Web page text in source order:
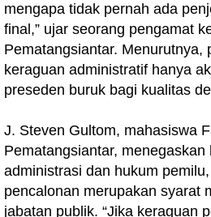
mengapa tidak pernah ada
final,” ujar seorang pengamat
Pematangsiantar. Menurutnya,
keraguan administratif hanya
preseden buruk bagi kualitas
J. Steven Gultom, mahasiswa
Pematangsiantar,
administrasi dan hukum
pencalonan merupakan syarat
jabatan publik. “Jika keraguan